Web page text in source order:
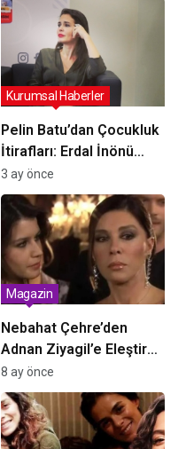
Pelin Batu’dan Çocukluk
İtirafları: Erdal İnönü
Hayranlığı
Kurumsal Haberler
3 ay önce
Nebahat Çehre’den
Adnan Ziyagil’e Eleştirel
Vurguyla Aşkın Aile
Dengesi: “Genç Kadınla
Evleniyorsun, Evde
Yakışıklı Yeğen Var”
Magazin
8 ay önce